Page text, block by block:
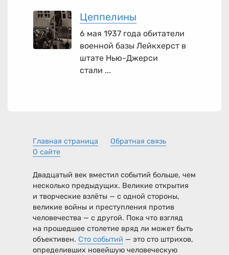
Цеппелины
6 мая 1937 года обитатели
военной базы Лейкхерст в
штате Нью-Джерси
стали ...
Главная страница
Обратная связь
О сайте
Двадцатый век вместил событий больше, чем
несколько предыдущих. Великие открытия
и творческие взлёты — с одной стороны,
великие войны и преступления против
человечества — с другой. Пока что взгляд
на прошедшее столетие вряд ли может быть
объективен. Сто событий — это сто штрихов,
определивших новейшую человеческую